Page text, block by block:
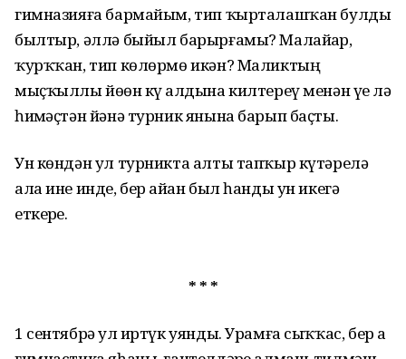
гимназияға бармайым, тип ҡыр­талаш­ҡан булды
былтыр, әллә быйыл барыр­ғамы? Малайҙар,
ҡурҡ­ҡан, тип көлөрмө икән? Маликтың
мыҫҡыллы йөҙөн күҙ алдына килтереү менән үҙе лә
һиҙмәҫтән йәнә турник янына барып баҫты.
Ун көндән ул турникта алты тапҡыр күтәрелә
ала ине инде, бер айҙан был һанды ун икегә
еткерҙе.
* * *
1 сентябрҙә ул иртүк уянды. Урамға сыҡҡас, бер аҙ